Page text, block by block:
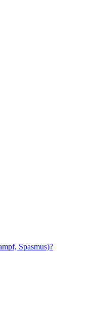
Spasmus)?